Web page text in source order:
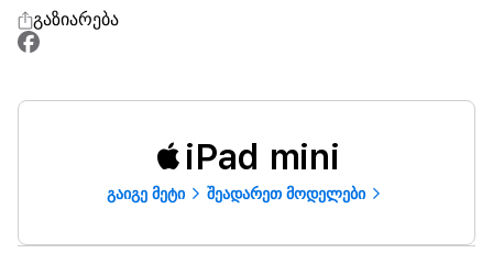
გაზიარება
iPad mini
გაიგე მეტი შეადარეთ მოდელები